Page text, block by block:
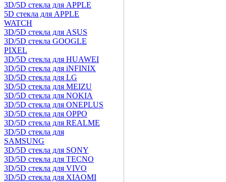
3D/5D стекла для APPLE
5D стекла для APPLE
WATCH
3D/5D стекла для ASUS
3D/5D стекла GOOGLE
PIXEL
3D/5D стекла для HUAWEI
3D/5D стекла для iNFINIX
3D/5D стекла для LG
3D/5D стекла для MEIZU
3D/5D стекла для NOKIA
3D/5D стекла для ONEPLUS
3D/5D стекла для OPPO
3D/5D стекла для REALME
3D/5D стекла для
SAMSUNG
3D/5D стекла для SONY
3D/5D стекла для TECNO
3D/5D стекла для VIVO
3D/5D стекла для XIAOMI